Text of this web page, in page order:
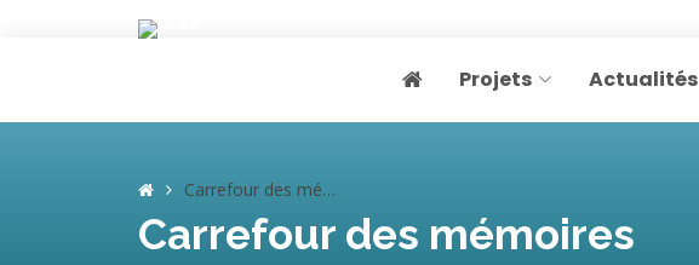
Page home
Projets Actualités
Carrefour des mémoires
Carrefour des mémoires